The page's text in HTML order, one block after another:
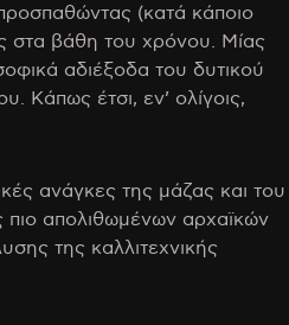
(κατά κάποιο
στα βάθη του χρόνου. Μίας
αδιέξοδα του δυτικού
Κάπως έτσι, εν’ ολίγοις,
ανάγκες της μάζας και του
πιο απολιθωμένων αρχαϊκών
της καλλιτεχνικής